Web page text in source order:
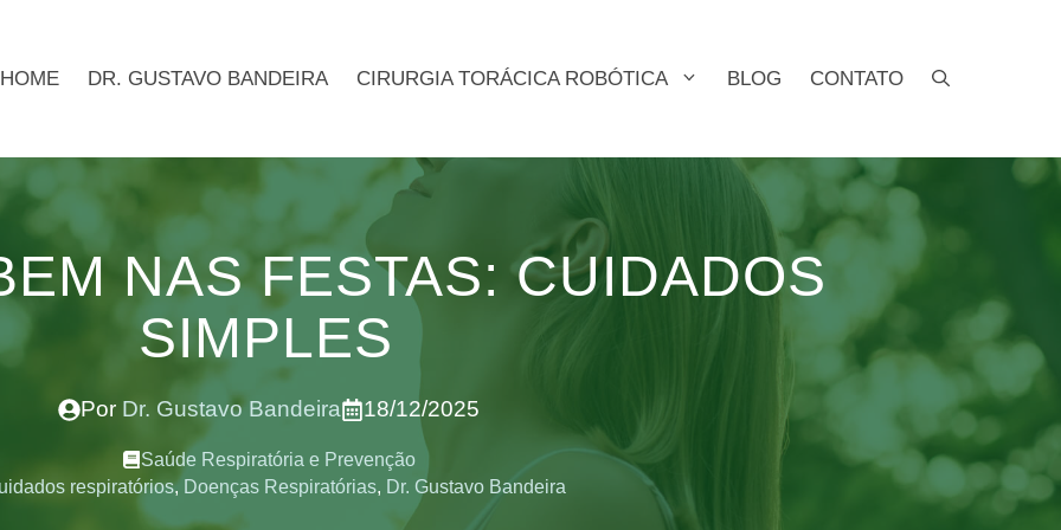
HOME DR. GUSTAVO BANDEIRA CIRURGIA TORÁCICA ROBÓTICA BLOG CONTATO
NAS FESTAS: CUIDADOS
SIMPLES
Por Dr. Gustavo Bandeira 18/12/2025
Saúde Respiratória e Prevenção
respiratórios, Doenças Respiratórias, Dr. Gustavo Bandeira